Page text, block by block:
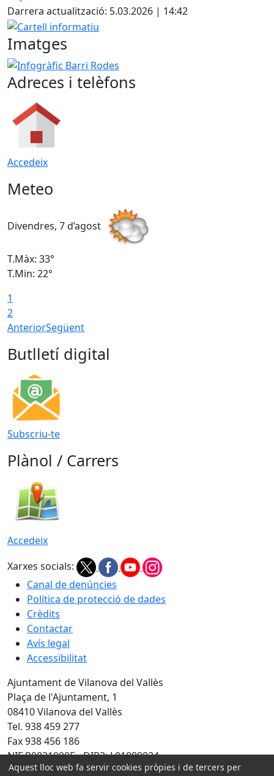
Darrera actualització: 5.03.2026 | 14:42
Cartell informatiu
Imatges
Infogràfic Barri Rodes
Adreces i telèfons
Accedeix
Meteo
Divendres, 7 d’agost
T.Màx: 33°
T.Min: 22°
1
2
AnteriorSegüent
Butlletí digital
Subscriu-te
Plànol / Carrers
Accedeix
Xarxes socials:
Canal de denúncies
Política de protecció de dades
Crèdits
Contactar
Avís legal
Accessibilitat
Ajuntament de Vilanova del Vallès
Plaça de l'Ajuntament, 1
08410 Vilanova del Vallès
Tel. 938 459 277
Fax 938 456 186
NIF P0831000E - DIR3: L01089024
Aquest lloc web fa servir cookies pròpies i de tercers per